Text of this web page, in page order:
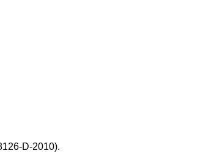
D-2010).